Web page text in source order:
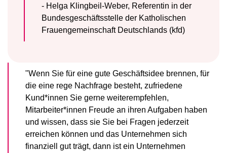
- Helga Klingbeil-Weber, Referentin in der
Bundesgeschäftsstelle der Katholischen
Frauengemeinschaft Deutschlands (kfd)
"Wenn Sie für eine gute Geschäftsidee brennen, für
die eine rege Nachfrage besteht, zufriedene
Kund*innen Sie gerne weiterempfehlen,
Mitarbeiter*innen Freude an ihren Aufgaben haben
und wissen, dass sie Sie bei Fragen jederzeit
erreichen können und das Unternehmen sich
finanziell gut trägt, dann ist ein Unternehmen